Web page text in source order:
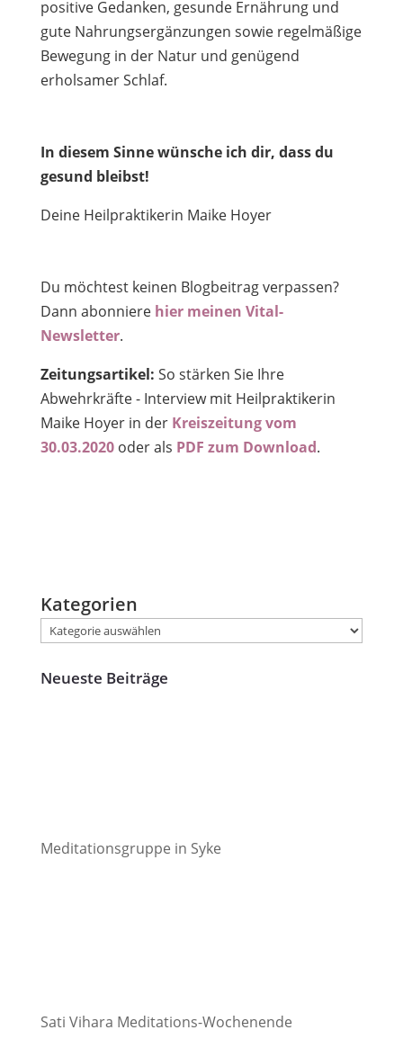
positive Gedanken, gesunde Ernährung und
gute Nahrungsergänzungen sowie regelmäßige
Bewegung in der Natur und genügend
erholsamer Schlaf.
In diesem Sinne wünsche ich dir, dass du
gesund bleibst!
Deine Heilpraktikerin Maike Hoyer
Du möchtest keinen Blogbeitrag verpassen?
Dann abonniere hier meinen Vital-
Newsletter.
Zeitungsartikel: So stärken Sie Ihre
Abwehrkräfte - Interview mit Heilpraktikerin
Maike Hoyer in der Kreiszeitung vom
30.03.2020oder als PDF zum Download.
Kategorien
Neueste Beiträge
Meditationsgruppe in Syke
Sati Vihara Meditations-Wochenende